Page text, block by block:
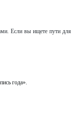
Если вы ищете пути для
года».